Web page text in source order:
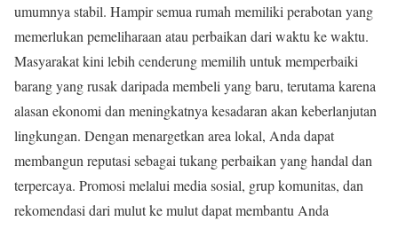
umumnya stabil. Hampir semua rumah memiliki perabotan yang
memerlukan pemeliharaan atau perbaikan dari waktu ke waktu.
Masyarakat kini lebih cenderung memilih untuk memperbaiki
barang yang rusak daripada membeli yang baru, terutama karena
alasan ekonomi dan meningkatnya kesadaran akan keberlanjutan
lingkungan. Dengan menargetkan area lokal, Anda dapat
membangun reputasi sebagai tukang perbaikan yang handal dan
terpercaya. Promosi melalui media sosial, grup komunitas, dan
rekomendasi dari mulut ke mulut dapat membantu Anda